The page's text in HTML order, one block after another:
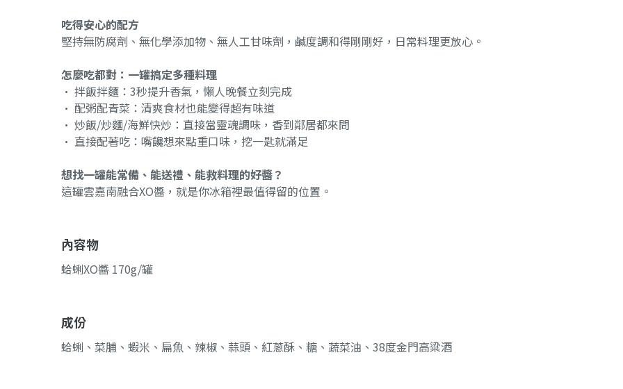
吃得安心的配方
堅持無防腐劑、無化學添加物、無人工甘味劑，鹹度調和得剛剛好，日常料理更放心。
怎麼吃都對：一罐搞定多種料理
• 拌飯拌麵：3秒提升香氣，懶人晚餐立刻完成
• 配粥配青菜：清爽食材也能變得超有味道
• 炒飯/炒麵/海鮮快炒：直接當靈魂調味，香到鄰居都來問
• 直接配著吃：嘴饞想來點重口味，挖一匙就滿足
想找一罐能常備、能送禮、能救料理的好醬？
這罐雲嘉南融合XO醬，就是你冰箱裡最值得留的位置。
內容物
蛤蜊XO醬 170g/罐
成份
蛤蜊、菜脯、蝦米、扁魚、辣椒、蒜頭、紅蔥酥、糖、蔬菜油、38度金門高粱酒